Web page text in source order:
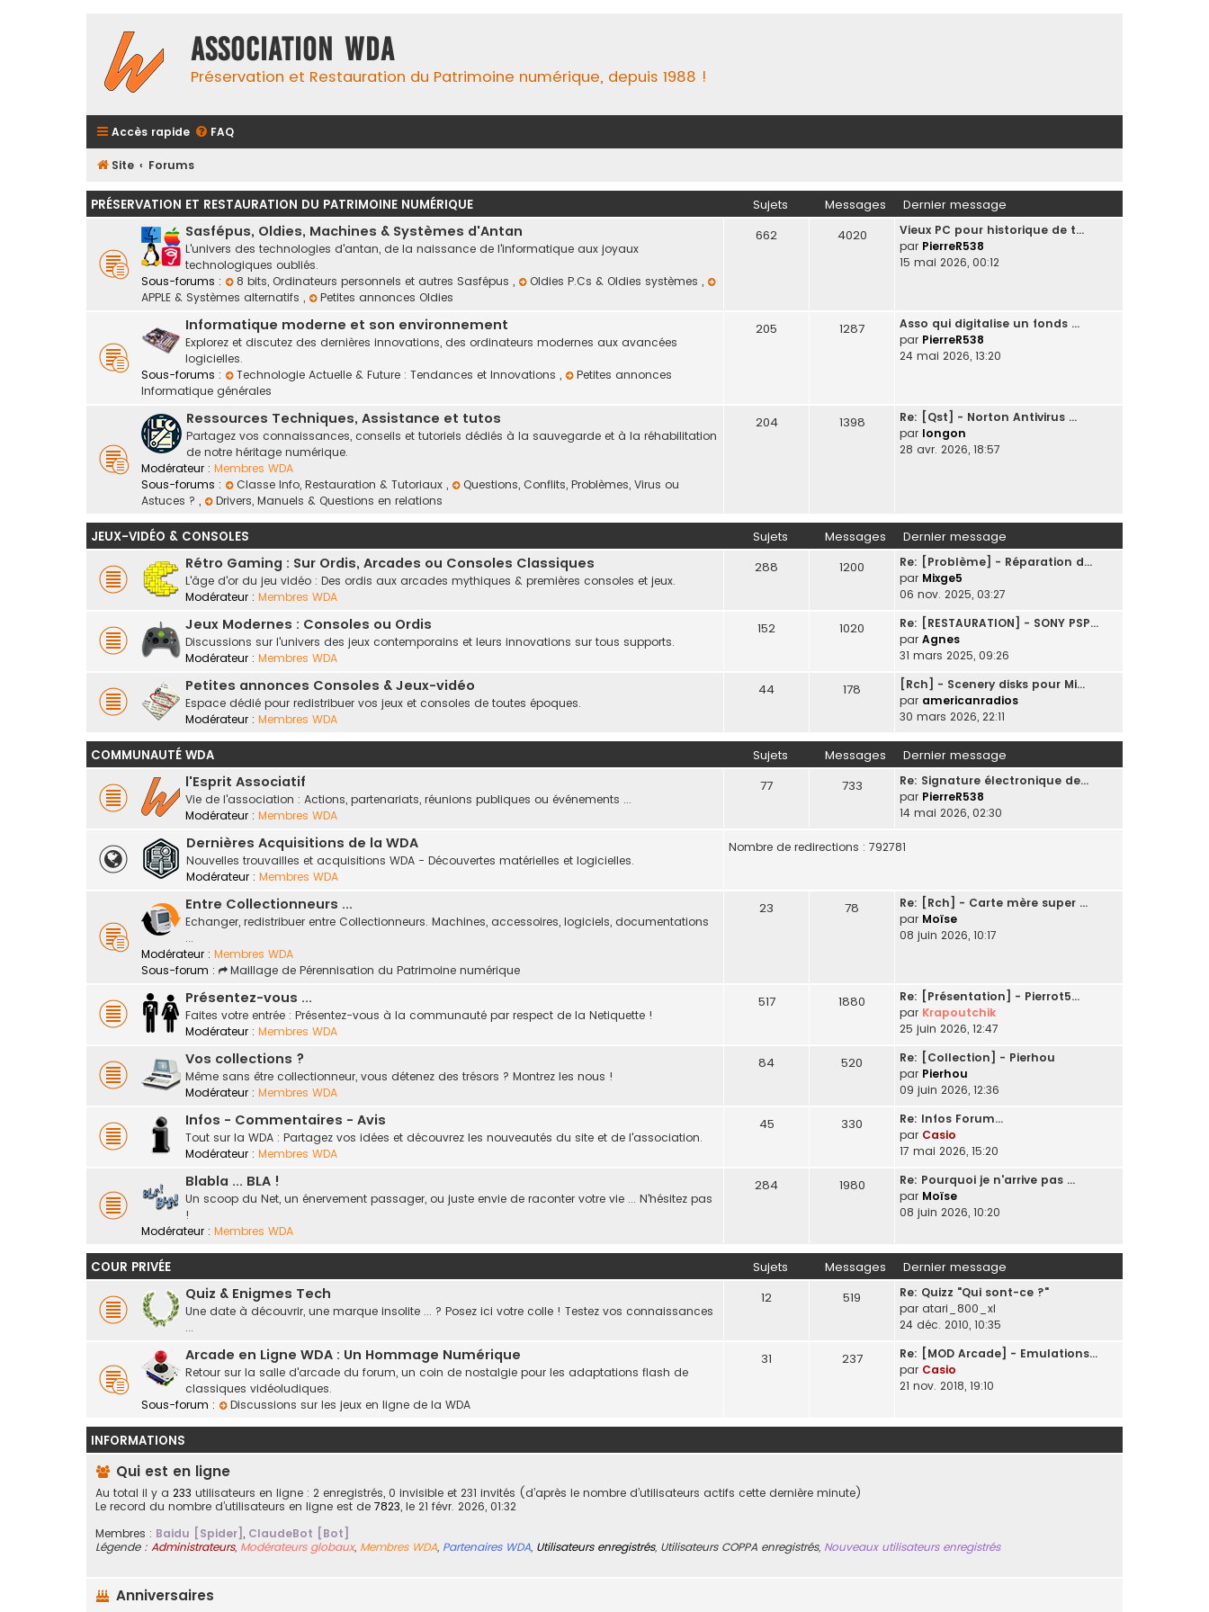
Association WDA
Préservation et Restauration du Patrimoine numérique, depuis 1988 !
Accès rapide FAQ
Site Forums
PRÉSERVATION ET RESTAURATION DU PATRIMOINE NUMÉRIQUE Sujets Messages Dernier message
Sasfépus, Oldies, Machines & Systèmes d'Antan
L'univers des technologies d'antan, de la naissance de l'informatique aux joyaux
technologiques oubliés.
Sous-forums :
8 bits, Ordinateurs personnels et autres Sasfépus , Oldies P.Cs & Oldies systèmes ,
APPLE & Systèmes alternatifs , Petites annonces Oldies
662 4020
Vieux PC pour historique de t…
par PierreR538
15 mai 2026, 00:12
Informatique moderne et son environnement
Explorez et discutez des dernières innovations, des ordinateurs modernes aux avancées
logicielles.
Sous-forums :
Technologie Actuelle & Future : Tendances et Innovations ,
Petites annonces
Informatique générales
205 1287
Asso qui digitalise un fonds …
par PierreR538
24 mai 2026, 13:20
Ressources Techniques, Assistance et tutos
Partagez vos connaissances, conseils et tutoriels dédiés à la sauvegarde et à la réhabilitation
de notre héritage numérique.
Modérateur : Membres WDA
Sous-forums :
Classe Info, Restauration & Tutoriaux ,
Questions, Conflits, Problèmes, Virus ou
Astuces ? , Drivers, Manuels & Questions en relations
204 1398
Re: [Qst] - Norton Antivirus …
par longon
28 avr. 2026, 18:57
JEUX-VIDÉO & CONSOLES Sujets Messages Dernier message
Rétro Gaming : Sur Ordis, Arcades ou Consoles Classiques
L'âge d'or du jeu vidéo : Des ordis aux arcades mythiques & premières consoles et jeux.
Modérateur : Membres WDA
288 1200
Re: [Problème] - Réparation d…
par Mixge5
06 nov. 2025, 03:27
Jeux Modernes : Consoles ou Ordis
Discussions sur l'univers des jeux contemporains et leurs innovations sur tous supports.
Modérateur : Membres WDA
152 1020
Re: [RESTAURATION] - SONY PSP…
par Agnes
31 mars 2025, 09:26
Petites annonces Consoles & Jeux-vidéo
Espace dédié pour redistribuer vos jeux et consoles de toutes époques.
Modérateur : Membres WDA
44 178
[Rch] - Scenery disks pour Mi…
par americanradios
30 mars 2026, 22:11
COMMUNAUTÉ WDA Sujets Messages Dernier message
l'Esprit Associatif
Vie de l'association : Actions, partenariats, réunions publiques ou événements ...
Modérateur : Membres WDA
77 733
Re: Signature électronique de…
par PierreR538
14 mai 2026, 02:30
Dernières Acquisitions de la WDA
Nouvelles trouvailles et acquisitions WDA - Découvertes matérielles et logicielles.
Modérateur : Membres WDA
Nombre de redirections : 792781
Entre Collectionneurs ...
Echanger, redistribuer entre Collectionneurs. Machines, accessoires, logiciels, documentations
...
Modérateur : Membres WDA
Sous-forum :
Maillage de Pérennisation du Patrimoine numérique
23 78
Re: [Rch] - Carte mère super …
par Moïse
08 juin 2026, 10:17
Présentez-vous ...
Faites votre entrée : Présentez-vous à la communauté par respect de la Netiquette !
Modérateur : Membres WDA
517 1880
Re: [Présentation] - Pierrot5…
par Krapoutchik
25 juin 2026, 12:47
Vos collections ?
Même sans être collectionneur, vous détenez des trésors ? Montrez les nous !
Modérateur : Membres WDA
84 520
Re: [Collection] - Pierhou
par Pierhou
09 juin 2026, 12:36
Infos - Commentaires - Avis
Tout sur la WDA : Partagez vos idées et découvrez les nouveautés du site et de l'association.
Modérateur : Membres WDA
45 330
Re: Infos Forum...
par Casio
17 mai 2026, 15:20
Blabla ... BLA !
Un scoop du Net, un énervement passager, ou juste envie de raconter votre vie ... N'hésitez pas
!
Modérateur : Membres WDA
284 1980
Re: Pourquoi je n'arrive pas …
par Moïse
08 juin 2026, 10:20
COUR PRIVÉE Sujets Messages Dernier message
Quiz & Enigmes Tech
Une date à découvrir, une marque insolite ... ? Posez ici votre colle ! Testez vos connaissances
...
12 519
Re: Quizz "Qui sont-ce ?"
par atari_800_xl
24 déc. 2010, 10:35
Arcade en Ligne WDA : Un Hommage Numérique
Retour sur la salle d'arcade du forum, un coin de nostalgie pour les adaptations flash de
classiques vidéoludiques.
Sous-forum :
Discussions sur les jeux en ligne de la WDA
31 237
Re: [MOD Arcade] - Emulations…
par Casio
21 nov. 2018, 19:10
INFORMATIONS
Qui est en ligne
Au total il y a 233 utilisateurs en ligne : 2 enregistrés, 0 invisible et 231 invités (d’après le nombre d’utilisateurs actifs cette dernière minute)
Le record du nombre d’utilisateurs en ligne est de 7823, le 21 févr. 2026, 01:32
Membres : Baidu [Spider], ClaudeBot [Bot]
Légende : Administrateurs, Modérateurs globaux, Membres WDA, Partenaires WDA, Utilisateurs enregistrés, Utilisateurs COPPA enregistrés, Nouveaux utilisateurs enregistrés
Anniversaires